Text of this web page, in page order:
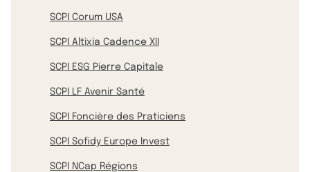
SCPI Corum USA
SCPI Altixia Cadence XII
SCPI ESG Pierre Capitale
SCPI LF Avenir Santé
SCPI Foncière des Praticiens
SCPI Sofidy Europe Invest
SCPI NCap Régions